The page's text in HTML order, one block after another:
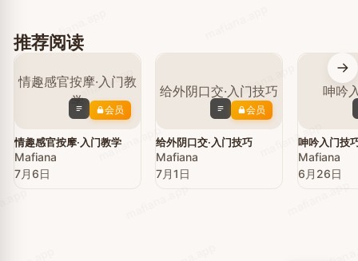
推荐阅读
会员
情趣感官按摩·入门教学
Mafiana
7月6日
会员
给外阴口交·入门技巧
Mafiana
7月1日
呻吟入门技
Mafiana
6月26日
mafiana.app
mafiana.app
mafiana.app
mafiana.app
mafiana.app
mafiana.app
mafiana.app